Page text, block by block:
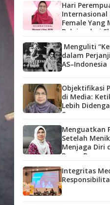
Hari
Internasional
Female Yang
Belajar dari
Menguliti
dalam
AS–Indonesia
Objektifikasi
di Media:
Lebih
Suara
Menguatkan
Setelah
Menjaga Diri
Peran Baru
Integritas